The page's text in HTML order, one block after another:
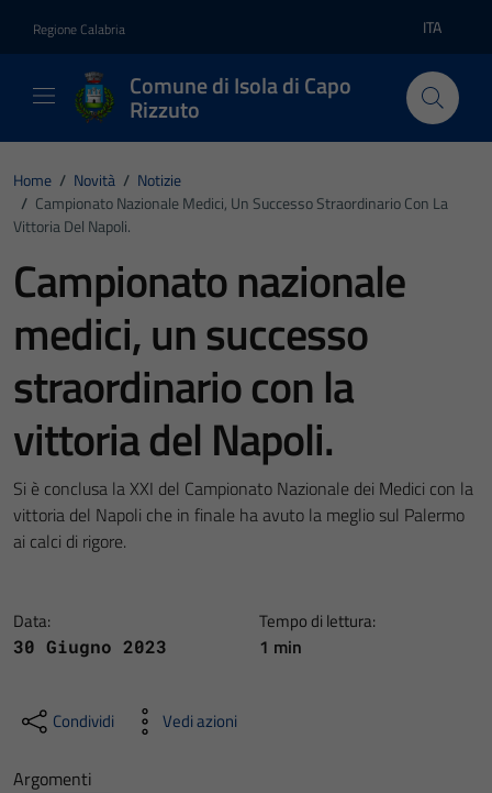
Regione Calabria Lingua
ITA
Comune di Isola di Capo
Rizzuto
Home / Novità / Notizie
/ Campionato Nazionale Medici, Un Successo Straordinario Con La
Vittoria Del Napoli.
Campionato nazionale
medici, un successo
straordinario con la
vittoria del Napoli.
Si è conclusa la XXI del Campionato Nazionale dei Medici con la
vittoria del Napoli che in finale ha avuto la meglio sul Palermo
ai calci di rigore.
Data:
30 Giugno 2023
Tempo di lettura:
1 min
Condividi Vedi azioni
Argomenti